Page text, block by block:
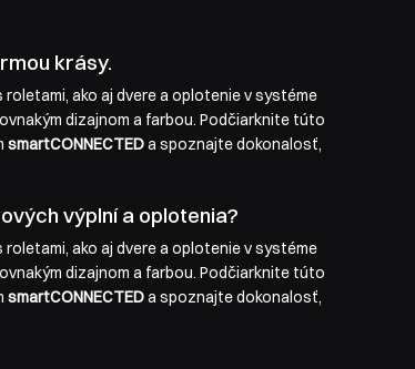
krásy.
ako aj dvere a oplotenie v systéme
dizajnom a farbou. Podčiarknite túto
smartCONNECTEDa spoznajte dokonalosť,
výplní a oplotenia?
ako aj dvere a oplotenie v systéme
dizajnom a farbou. Podčiarknite túto
smartCONNECTEDa spoznajte dokonalosť,